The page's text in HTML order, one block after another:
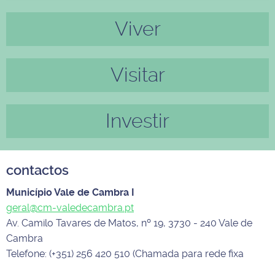
Viver
Visitar
Investir
contactos
Município Vale de Cambra I
geral@cm-valedecambra.pt
Av. Camilo Tavares de Matos, nº 19, 3730 - 240 Vale de
Cambra
Telefone: (+351) 256 420 510 (Chamada para rede fixa